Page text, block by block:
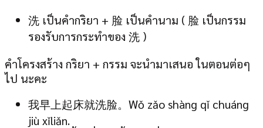
洗 เป็นคำกริยา + 脸 เป็นคำนาม ( 脸 เป็นกรรม
รองรับการกระทำของ 洗 )
คำโครงสร้าง กริยา + กรรม จะนำมาเสนอ ในตอนต่อๆ
ไป นะคะ
我早上起床就洗脸。Wǒ zǎo shàng qǐ chuáng
jiù xǐliǎn.